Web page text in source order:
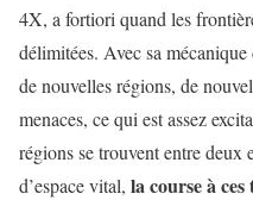
4X, a fortiori quand les
délimitées. Avec sa mécanique
de nouvelles régions, de
menaces, ce qui est assez
régions se trouvent entre deux
d’espace vital, la course à